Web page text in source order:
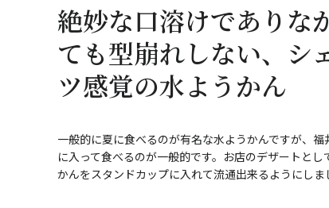
絶妙な口溶けでありな
ても型崩れしない、シ
ツ感覚の水ようかん
一般的に夏に食べるのが有名な水ようかんですが、
に入って食べるのが一般的です。お店のデザートと
かんをスタンドカップに入れて流通出来るようにしま